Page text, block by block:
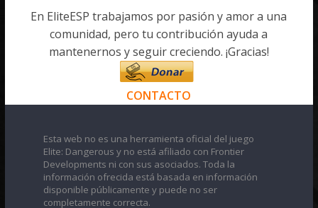
En EliteESP trabajamos por pasión y amor a una
comunidad, pero tu contribución ayuda a
mantenernos y seguir creciendo. ¡Gracias!
CONTACTO
Esta web no es una herramienta oficial del juego
Elite: Dangerous y no está afiliado con Frontier
Developments ni con sus asociados. Toda la
información ofrecida está basada en información
disponible públicamente y puede no ser
completamente correcta.